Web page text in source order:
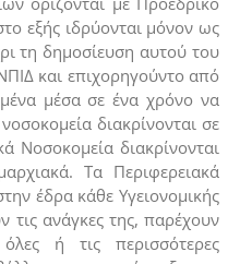
εξής ιδρύονται μόνον ως
τη δημοσίευση αυτού του
και επιχορηγούντο από
μέσα σε ένα χρόνο να
διακρίνονται σε
Νοσοκομεία διακρίνονται
Τα Περιφερειακά
έδρα κάθε Υγειονομικής
τις ανάγκες της, παρέχουν
ή τις περισσότερες